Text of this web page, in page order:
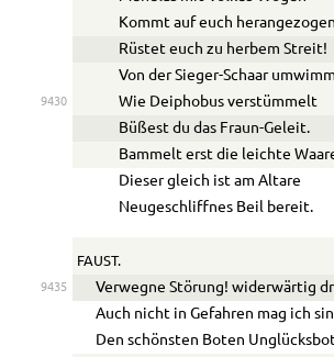
Kommt auf euch
Rüstet euch zu herbem Streit!
Von der Sieger-Schaar
9430
Wie Deiphobus verstümmelt
Büßest du das Fraun-Geleit.
Bammelt erst die leichte
Dieser gleich ist am Altare
Neugeschliffnes Beil bereit.
FAUST.
9435
Verwegne Störung! widerwärtig
Auch nicht in Gefahren mag ich
Den schönsten Boten